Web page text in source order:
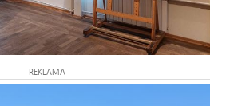
REKLAMA